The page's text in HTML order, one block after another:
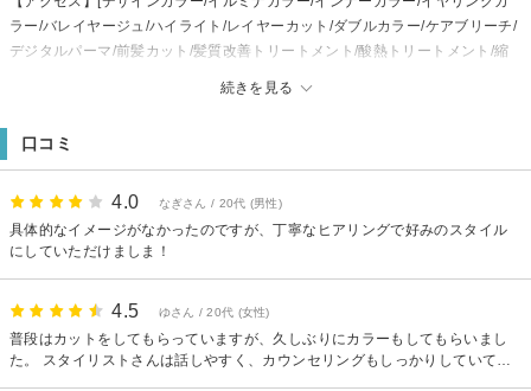
続きを見る
ラー/バレイヤージュ/ハイライト/レイヤーカット/ダブルカラー/ケアブリーチ/
デジタルパーマ/前髪カット/髪質改善トリートメント/酸熱トリートメント/縮
【駐車場】あり [髪質改善/白髪染め/ヘッドスパ/ボブ]
口コミ
4.0 なぎさん / 20代 (男性)
具体的なイメージがなかったのですが、丁寧なヒアリングで好みのスタイル
にしていただけましま！
4.5 ゆさん / 20代 (女性)
普段はカットをしてもらっていますが、久しぶりにカラーもしてもらいまし
た。 スタイリストさんは話しやすく、カウンセリングもしっかりしていてい